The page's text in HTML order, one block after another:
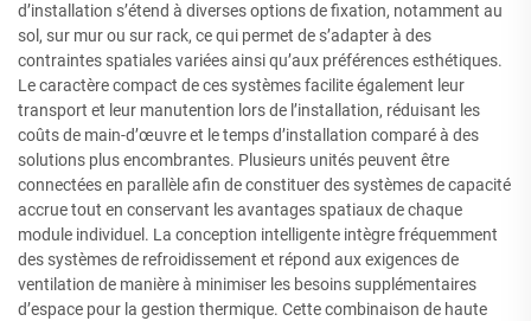
d’installation s’étend à diverses options de fixation, notamment au
sol, sur mur ou sur rack, ce qui permet de s’adapter à des
contraintes spatiales variées ainsi qu’aux préférences esthétiques.
Le caractère compact de ces systèmes facilite également leur
transport et leur manutention lors de l’installation, réduisant les
coûts de main-d’œuvre et le temps d’installation comparé à des
solutions plus encombrantes. Plusieurs unités peuvent être
connectées en parallèle afin de constituer des systèmes de capacité
accrue tout en conservant les avantages spatiaux de chaque
module individuel. La conception intelligente intègre fréquemment
des systèmes de refroidissement et répond aux exigences de
ventilation de manière à minimiser les besoins supplémentaires
d’espace pour la gestion thermique. Cette combinaison de haute